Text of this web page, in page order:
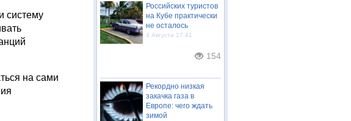
систему
на сами
Российских туристов
на Кубе практически
не осталось
4 Августа 17:41
154
Рекордно низкая
закачка газа в
Европе: чего ждать
зимой